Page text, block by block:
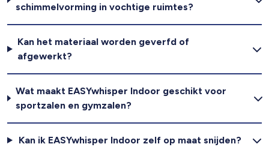
schimmelvorming in vochtige ruimtes?
Kan het materiaal worden geverfd of
afgewerkt?
Wat maakt EASYwhisper Indoor geschikt voor
sportzalen en gymzalen?
Kan ik EASYwhisper Indoor zelf op maat snijden?